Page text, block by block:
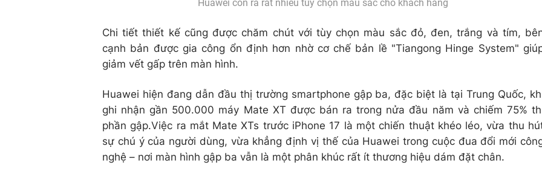
Huawei còn ra rất nhiều tùy chọn màu sắc cho khách hàng
Chi tiết thiết kế cũng được chăm chút với tùy chọn màu sắc đỏ, đen, trắng và tím,
cạnh bản được gia công ổn định hơn nhờ cơ chế bản lề "Tiangong Hinge System"
giảm vết gấp trên màn hình.
Huawei hiện đang dẫn đầu thị trường smartphone gập ba, đặc biệt là tại Trung Quốc,
ghi nhận gần 500.000 máy Mate XT được bán ra trong nửa đầu năm và chiếm 75%
phần gập.Việc ra mắt Mate XTs trước iPhone 17 là một chiến thuật khéo léo, vừa thu
sự chú ý của người dùng, vừa khẳng định vị thế của Huawei trong cuộc đua đổi mới
nghệ – nơi màn hình gập ba vẫn là một phân khúc rất ít thương hiệu dám đặt chân.